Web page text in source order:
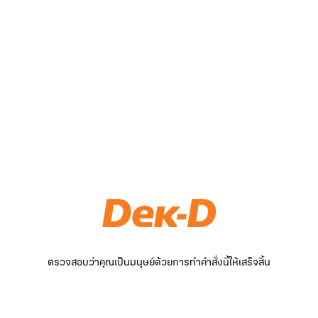
ตรวจสอบว่าคุณเป็นมนุษย์ด้วยการทำคำสั่งนี้ให้เสร็จสิ้น